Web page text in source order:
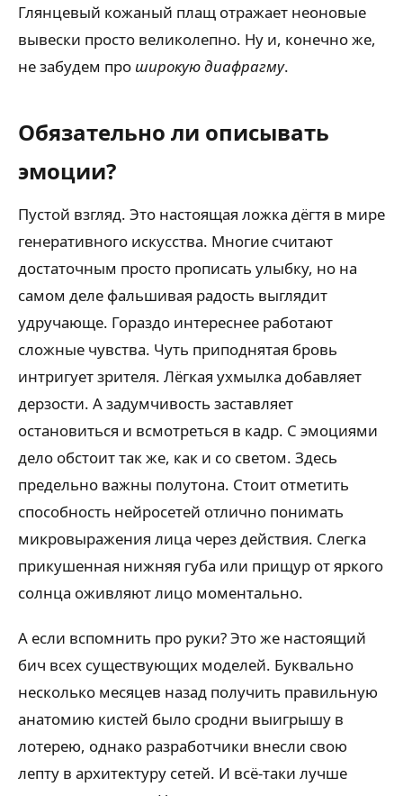
Глянцевый кожаный плащ отражает неоновые
вывески просто великолепно. Ну и, конечно же,
не забудем про широкую диафрагму.
Обязательно ли описывать
эмоции?
Пустой взгляд. Это настоящая ложка дёгтя в мире
генеративного искусства. Многие считают
достаточным просто прописать улыбку, но на
самом деле фальшивая радость выглядит
удручающе. Гораздо интереснее работают
сложные чувства. Чуть приподнятая бровь
интригует зрителя. Лёгкая ухмылка добавляет
дерзости. А задумчивость заставляет
остановиться и всмотреться в кадр. С эмоциями
дело обстоит так же, как и со светом. Здесь
предельно важны полутона. Стоит отметить
способность нейросетей отлично понимать
микровыражения лица через действия. Слегка
прикушенная нижняя губа или прищур от яркого
солнца оживляют лицо моментально.
А если вспомнить про руки? Это же настоящий
бич всех существующих моделей. Буквально
несколько месяцев назад получить правильную
анатомию кистей было сродни выигрышу в
лотерею, однако разработчики внесли свою
лепту в архитектуру сетей. И всё-таки лучше